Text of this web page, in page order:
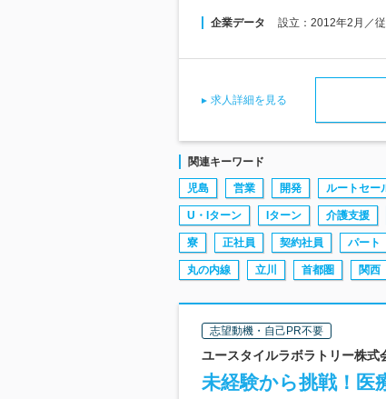
企業データ 設立：2012年2月／
求人詳細を見る
関連キーワード
児島 営業 開発 ルートセー
U・Iターン Iターン 介護支援
寮 正社員 契約社員 パート
丸の内線 立川 首都圏 関西
志望動機・自己PR不要
ユースタイルラボラトリー株
未経験から挑戦！医